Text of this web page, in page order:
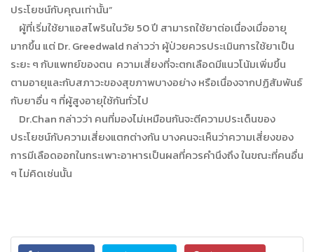
ประโยชน์กับคุณเท่านั้น”
ผู้ที่เริ่มใช้ยาแอสไพรินในวัย 50 ปี สามารถใช้ยาต่อเนื่องเมื่ออายุ
มากขึ้น แต่ Dr. Greedwald กล่าวว่า ผู้ป่วยควรประเมินการใช้ยาเป็น
ระยะ ๆ กับแพทย์ของตน ความเสี่ยงที่จะตกเลือดมีแนวโน้มเพิ่มขึ้น
ตามอายุและกับสภาวะของสุขภาพบางอย่าง หรือเนื่องจากปฏิสัมพันธ์
กับยาอื่น ๆ ที่ผู้สูงอายุใช้กันทั่วไป
Dr.Chan กล่าวว่า คนที่มองไม่เหมือนกันจะตีความประเด็นของ
ประโยชน์กับความเสี่ยงแตกต่างกัน บางคนจะเห็นว่าความเสี่ยงของ
การมีเลือดออกในกระเพาะอาหารเป็นผลที่ควรคำนึงถึง ในขณะที่คนอื่น
ๆ ไม่คิดเช่นนั้น